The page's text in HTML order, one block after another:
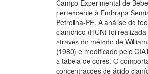
Campo Experimental de
pertencente à Embrapa
Petrolina-PE. A análise do
cianídrico (HCN) foi
através do método de
(1980) e modificado pelo
a tabela de cores. O
concentrações de ácido